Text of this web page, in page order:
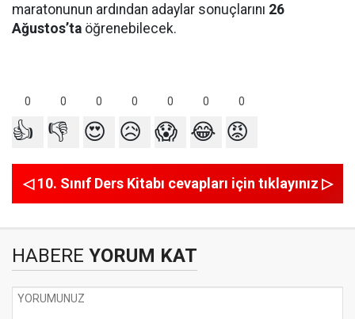
maratonunun ardından adaylar sonuçlarını 26
Ağustos’ta öğrenebilecek.
0 0 0 0 0 0 0
👍 👎 😍 😥 😱 😂 😡
◁ 10. Sınıf Ders Kitabı cevapları için tıklayınız ▷
HABERE YORUM KAT